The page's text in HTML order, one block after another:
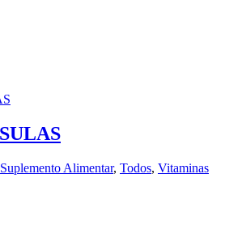
Suplemento Alimentar, Todos, Vitaminas